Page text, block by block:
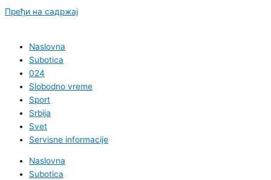
Пређи на садржај
Naslovna
Subotica
024
Slobodno vreme
Sport
Srbija
Svet
Servisne informacije
Naslovna
Subotica